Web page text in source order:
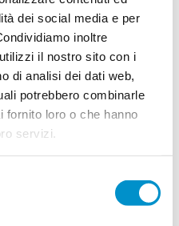
dei social media e per
inoltre
il nostro sito con i
di analisi dei dati web,
potrebbero combinarle
fornito loro o che hanno
servizi.